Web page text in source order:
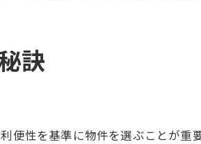
訣
性を基準に物件を選ぶことが重